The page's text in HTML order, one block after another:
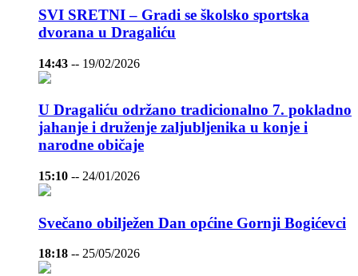
SVI SRETNI – Gradi se školsko sportska
dvorana u Dragaliću
14:43 -- 19/02/2026
U Dragaliću održano tradicionalno 7. pokladno
jahanje i druženje zaljubljenika u konje i
narodne običaje
15:10 -- 24/01/2026
Svečano obilježen Dan općine Gornji Bogićevci
18:18 -- 25/05/2026